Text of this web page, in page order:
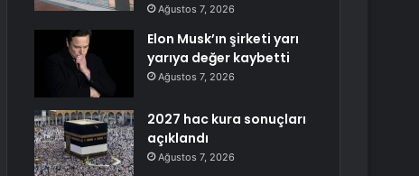
Ağustos 7, 2026
Elon Musk’ın şirketi yarı
yarıya değer kaybetti
Ağustos 7, 2026
2027 hac kura sonuçları
açıklandı
Ağustos 7, 2026